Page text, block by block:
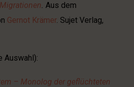
. Aus dem
Gernot Krämer. Sujet Verlag,
Auswahl):
– Monolog der geflüchteten